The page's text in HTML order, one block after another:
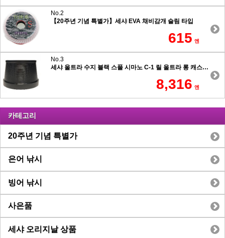
No.2
【20주년 기념 특별가】세샤 EVA 채비감개 슬림 타입
615 엔
No.3
세샤 울트라 수지 블랙 스풀 시마노 C-1 릴 울트라 롱 캐스팅 7.5도 테이퍼 타입
8,316 엔
카테고리
20주년 기념 특별가
은어 낚시
빙어 낚시
사은품
세샤 오리지날 상품